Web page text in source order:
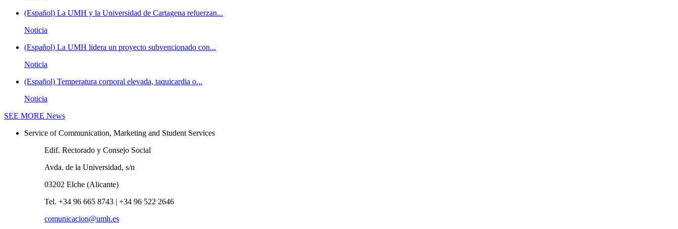
(Español) La UMH y la Universidad de Cartagena refuerzan...
Noticia
(Español) La UMH lidera un proyecto subvencionado con...
Noticia
(Español) Temperatura corporal elevada, taquicardia o...
Noticia
SEE MORE News
Service of Communication, Marketing and Student Services
Edif. Rectorado y Consejo Social
Avda. de la Universidad, s/n
03202 Elche (Alicante)
Tel. +34 96 665 8743 | +34 96 522 2646
comunicacion@umh.es